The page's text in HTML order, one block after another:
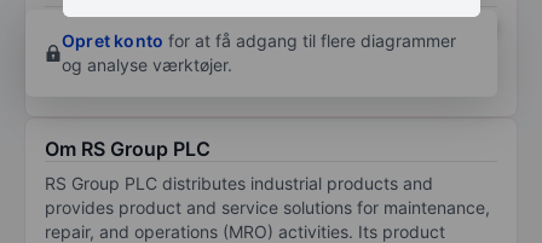
Opret konto for at få adgang til flere diagrammer
og analyse værktøjer.
Om RS Group PLC
RS Group PLC distributes industrial products and
provides product and service solutions for maintenance,
repair, and operations (MRO) activities. Its product